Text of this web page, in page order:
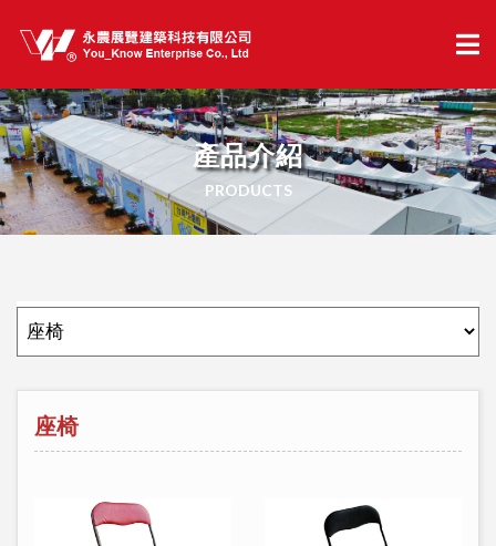
產品介紹
PRODUCTS
座椅